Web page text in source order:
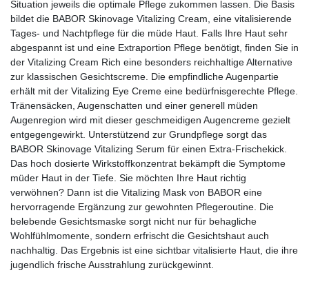
Situation jeweils die optimale Pflege zukommen lassen. Die Basis
bildet die BABOR Skinovage Vitalizing Cream, eine vitalisierende
Tages- und Nachtpflege für die müde Haut. Falls Ihre Haut sehr
abgespannt ist und eine Extraportion Pflege benötigt, finden Sie in
der Vitalizing Cream Rich eine besonders reichhaltige Alternative
zur klassischen Gesichtscreme. Die empfindliche Augenpartie
erhält mit der Vitalizing Eye Creme eine bedürfnisgerechte Pflege.
Tränensäcken, Augenschatten und einer generell müden
Augenregion wird mit dieser geschmeidigen Augencreme gezielt
entgegengewirkt. Unterstützend zur Grundpflege sorgt das
BABOR Skinovage Vitalizing Serum für einen Extra-Frischekick.
Das hoch dosierte Wirkstoffkonzentrat bekämpft die Symptome
müder Haut in der Tiefe. Sie möchten Ihre Haut richtig
verwöhnen? Dann ist die Vitalizing Mask von BABOR eine
hervorragende Ergänzung zur gewohnten Pflegeroutine. Die
belebende Gesichtsmaske sorgt nicht nur für behagliche
Wohlfühlmomente, sondern erfrischt die Gesichtshaut auch
nachhaltig. Das Ergebnis ist eine sichtbar vitalisierte Haut, die ihre
jugendlich frische Ausstrahlung zurückgewinnt.